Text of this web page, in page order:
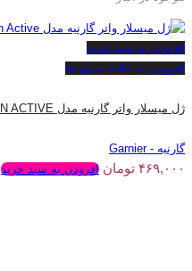
افزودن به سبد خرید
افزودن به علاقه مندی ها
ژل میسلار واتر گارنیه مدل SKIN ACTIVE حجم 200 میلی لیتر
گارنیه - Garnier
۴۶۹,۰۰۰ تومان افزودن به سبد خرید